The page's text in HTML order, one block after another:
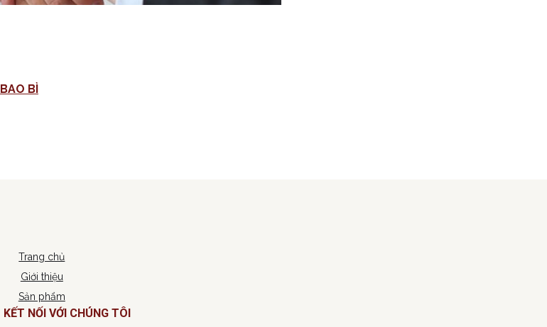
MỜI CHÀO GIÁ CUNG CẤP VẬT TƯ MÁY DỆT PHỤC VỤ SẢN XUẤT NHÀ MÁY BAO BÌ
Trang chủ
Giới thiệu
Sản phẩm
KẾT NỐI VỚI CHÚNG TÔI